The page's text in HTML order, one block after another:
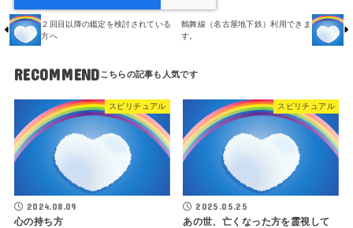
２回目以降の鑑定を検討されている
方へ
鶴舞線（名古屋地下鉄）利用できま
す。
RECOMMEND
スピリチュアル
2024.08.09
心の持ち方
スピリチュアル
2025.05.25
あの世、亡くなった方を霊視して